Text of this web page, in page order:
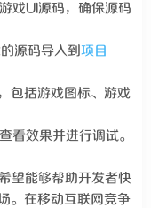
戏UI源码，确保源码
源码导入到 项目
包括游戏图标、游戏
看效果并进行调试。
望能够帮助开发者快
。在移动互联网竞争